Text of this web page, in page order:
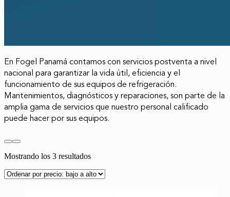
En Fogel Panamá contamos con servicios postventa a nivel
nacional para garantizar la vida útil, eficiencia y el
funcionamiento de sus equipos de refrigeración.
Mantenimientos, diagnósticos y reparaciones, son parte de la
amplia gama de servicios que nuestro personal calificado
puede hacer por sus equipos.
Mostrando los 3 resultadosOrdenado
precio: